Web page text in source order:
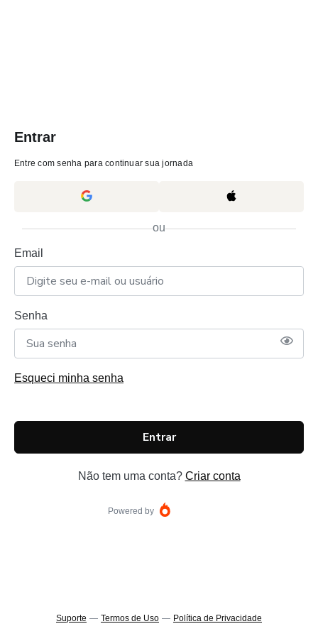
Entrar
Entre com senha para continuar sua jornada
ou
Email
Senha
Esqueci minha senha
Entrar
Não tem uma conta? Criar conta
Powered by
Suporte — Termos de Uso — Política de Privacidade